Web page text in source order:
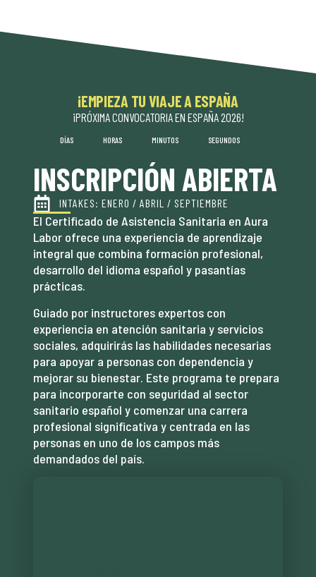
¡EMPIEZA TU VIAJE A ESPAÑA
¡PRÓXIMA CONVOCATORIA EN ESPAÑA 2026!
DÍAS HORAS MINUTOS SEGUNDOS
INSCRIPCIÓN ABIERTA
INTAKES: ENERO / ABRIL / SEPTIEMBRE
El Certificado de Asistencia Sanitaria en Aura
Labor ofrece una experiencia de aprendizaje
integral que combina formación profesional,
desarrollo del idioma español y pasantías
prácticas.
Guiado por instructores expertos con
experiencia en atención sanitaria y servicios
sociales, adquirirás las habilidades necesarias
para apoyar a personas con dependencia y
mejorar su bienestar. Este programa te prepara
para incorporarte con seguridad al sector
sanitario español y comenzar una carrera
profesional significativa y centrada en las
personas en uno de los campos más
demandados del país.